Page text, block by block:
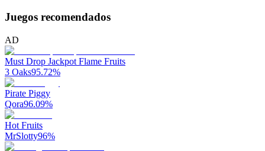
Juegos recomendados
AD
Must Drop Jackpot Flame Fruits
3 Oaks95.72%
Pirate Piggy
Qora96.09%
Hot Fruits
MrSlotty96%